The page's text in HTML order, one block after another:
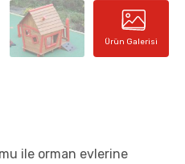
Ürün Galerisi
ile orman evlerine